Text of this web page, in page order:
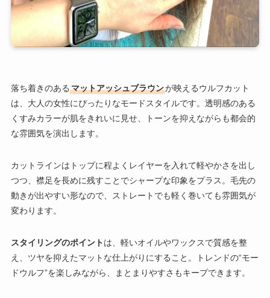
落ち着きのある マットアッシュブラウンが映えるウルフカット
は、大人の女性にぴったりなモードスタイルです。透明感のある
くすみカラーが肌をきれいに見せ、トーンを抑えながらも都会的
な雰囲気を演出します。
カットラインはトップに程よくレイヤーを入れて軽やかさを出し
つつ、襟足を長めに残すことでシャープな印象をプラス。毛先の
動きが出やすい形なので、ストレートでも軽く巻いても雰囲気が
変わります。
スタイリングのポイントは、軽いオイルやワックスで質感を整
え、ツヤを抑えたマットな仕上がりにすること。トレンドの“モー
ドウルフ”を楽しみながら、まとまりやすさもキープできます。